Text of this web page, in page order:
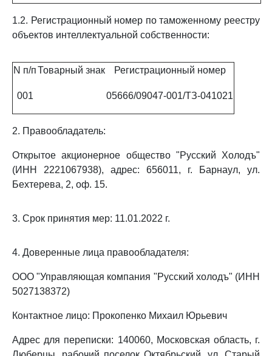
1.2. Регистрационный номер по таможенному реестру
объектов интеллектуальной собственности:
N п/пТоварный знак Регистрационный номер
001 05666/09047-001/ТЗ-041021
2. Правообладатель:
Открытое акционерное общество "Русский Холодъ"
(ИНН 2221067938), адрес: 656011, г. Барнаул, ул.
Бехтерева, 2, оф. 15.
3. Срок принятия мер: 11.01.2022 г.
4. Доверенные лица правообладателя:
ООО "Управляющая компания "Русский холодъ" (ИНН
5027138372)
Контактное лицо: Прокопенко Михаил Юрьевич
Адрес для переписки: 140060, Московская область, г.